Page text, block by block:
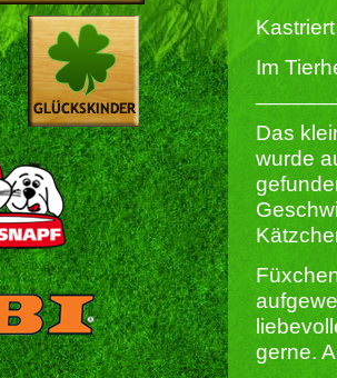
Im
Das
wurde
gerne.